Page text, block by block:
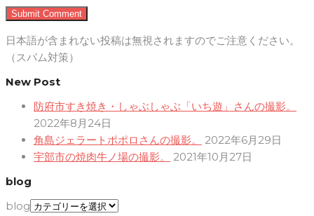
日本語が含まれない投稿は無視されますのでご注意ください。
（スパム対策）
New Post
防府市すき焼き・しゃぶしゃぶ「いち遊」さんの撮影。
2022年8月24日
角島ジェラートポポロさんの撮影。
2022年6月29日
宇部市の焼肉牛ノ場の撮影。
2021年10月27日
blog
blog